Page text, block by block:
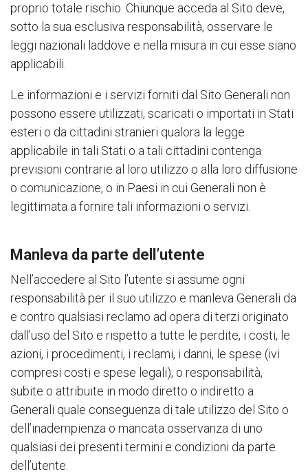
proprio totale rischio. Chiunque acceda al Sito deve,
sotto la sua esclusiva responsabilità, osservare le
leggi nazionali laddove e nella misura in cui esse siano
applicabili.
Le informazioni e i servizi forniti dal Sito Generali non
possono essere utilizzati, scaricati o importati in Stati
esteri o da cittadini stranieri qualora la legge
applicabile in tali Stati o a tali cittadini contenga
previsioni contrarie al loro utilizzo o alla loro diffusione
o comunicazione, o in Paesi in cui Generali non è
legittimata a fornire tali informazioni o servizi.
Manleva da parte dell’utente
Nell’accedere al Sito l’utente si assume ogni
responsabilità per il suo utilizzo e manleva Generali da
e contro qualsiasi reclamo ad opera di terzi originato
dall’uso del Sito e rispetto a tutte le perdite, i costi, le
azioni, i procedimenti, i reclami, i danni, le spese (ivi
compresi costi e spese legali), o responsabilità,
subite o attribuite in modo diretto o indiretto a
Generali quale conseguenza di tale utilizzo del Sito o
dell’inadempienza o mancata osservanza di uno
qualsiasi dei presenti termini e condizioni da parte
dell’utente.